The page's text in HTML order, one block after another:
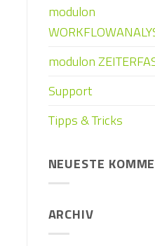
modulon
modulon
Support
Tipps & Tricks
NEUESTE
ARCHIV